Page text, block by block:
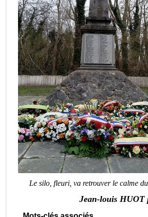
Le silo, fleuri, va retrouver le calme
Jean-louis